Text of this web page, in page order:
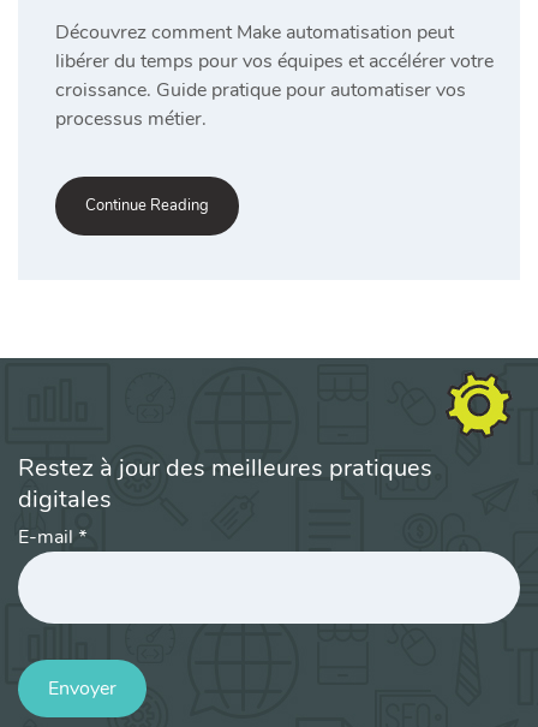
Découvrez comment Make automatisation peut
libérer du temps pour vos équipes et accélérer votre
croissance. Guide pratique pour automatiser vos
processus métier.
Continue Reading
Restez à jour des meilleures pratiques
digitales
E-mail *
Envoyer